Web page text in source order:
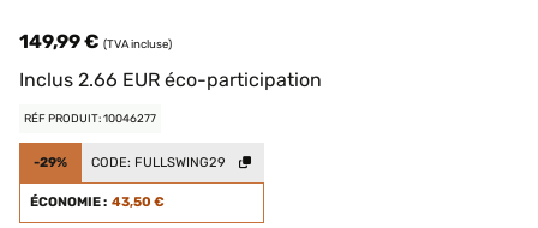
149,99 € (TVA incluse)
Inclus 2.66 EUR éco-participation
RÉF PRODUIT: 10046277
-29% CODE: FULLSWING29
ÉCONOMIE : 43,50 €